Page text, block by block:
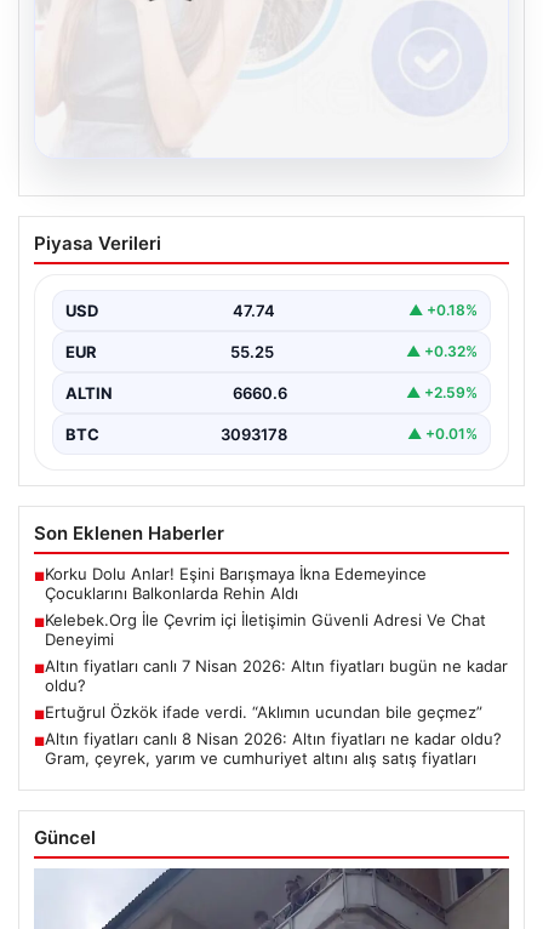
Kelebek.Org İle Çevrim içi İletişimin
Güvenli Adresi Ve Chat Deneyimi
kurması büyük bir hassasiyet ifade etmektedir.
Güncel…
Piyasa Verileri
USD 47.74 ▲ +0.18%
EUR 55.25 ▲ +0.32%
ALTIN 6660.6 ▲ +2.59%
BTC 3093178 ▲ +0.01%
Son Eklenen Haberler
■Korku Dolu Anlar! Eşini Barışmaya İkna Edemeyince
Çocuklarını Balkonlarda Rehin Aldı
■Kelebek.Org İle Çevrim içi İletişimin Güvenli Adresi Ve Chat
Deneyimi
■Altın fiyatları canlı 7 Nisan 2026: Altın fiyatları bugün ne kadar
oldu?
■Ertuğrul Özkök ifade verdi. “Aklımın ucundan bile geçmez”
■Altın fiyatları canlı 8 Nisan 2026: Altın fiyatları ne kadar oldu?
Gram, çeyrek, yarım ve cumhuriyet altını alış satış fiyatları
Güncel